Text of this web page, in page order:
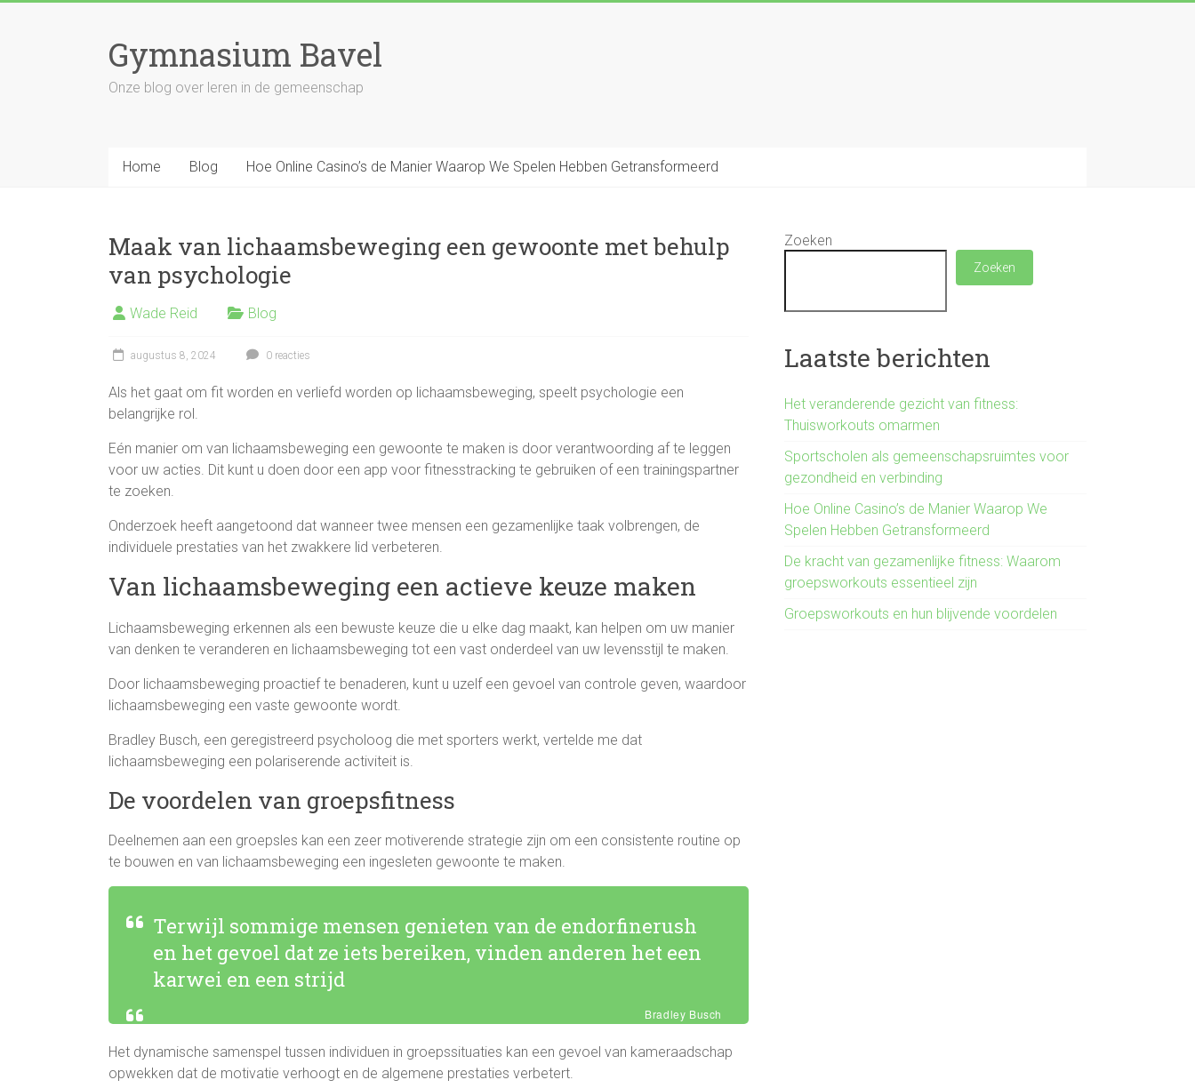
Gymnasium Bavel
Onze blog over leren in de gemeenschap
Home Blog Hoe Online Casino’s de Manier Waarop We Spelen Hebben Getransformeerd
Maak van lichaamsbeweging een gewoonte met behulp
van psychologie
Wade Reid Blog
augustus 8, 2024 0 reacties
Als het gaat om fit worden en verliefd worden op lichaamsbeweging, speelt psychologie een
belangrijke rol.
Eén manier om van lichaamsbeweging een gewoonte te maken is door verantwoording af te leggen
voor uw acties. Dit kunt u doen door een app voor fitnesstracking te gebruiken of een trainingspartner
te zoeken.
Onderzoek heeft aangetoond dat wanneer twee mensen een gezamenlijke taak volbrengen, de
individuele prestaties van het zwakkere lid verbeteren.
Van lichaamsbeweging een actieve keuze maken
Lichaamsbeweging erkennen als een bewuste keuze die u elke dag maakt, kan helpen om uw manier
van denken te veranderen en lichaamsbeweging tot een vast onderdeel van uw levensstijl te maken.
Door lichaamsbeweging proactief te benaderen, kunt u uzelf een gevoel van controle geven, waardoor
lichaamsbeweging een vaste gewoonte wordt.
Bradley Busch, een geregistreerd psycholoog die met sporters werkt, vertelde me dat
lichaamsbeweging een polariserende activiteit is.
De voordelen van groepsfitness
Deelnemen aan een groepsles kan een zeer motiverende strategie zijn om een consistente routine op
te bouwen en van lichaamsbeweging een ingesleten gewoonte te maken.
Terwijl sommige mensen genieten van de endorfinerush
en het gevoel dat ze iets bereiken, vinden anderen het een
karwei en een strijd
Bradley Busch
Het dynamische samenspel tussen individuen in groepssituaties kan een gevoel van kameraadschap
opwekken dat de motivatie verhoogt en de algemene prestaties verbetert.
Zoeken
Zoeken
Laatste berichten
Het veranderende gezicht van fitness:
Thuisworkouts omarmen
Sportscholen als gemeenschapsruimtes voor
gezondheid en verbinding
Hoe Online Casino’s de Manier Waarop We
Spelen Hebben Getransformeerd
De kracht van gezamenlijke fitness: Waarom
groepsworkouts essentieel zijn
Groepsworkouts en hun blijvende voordelen